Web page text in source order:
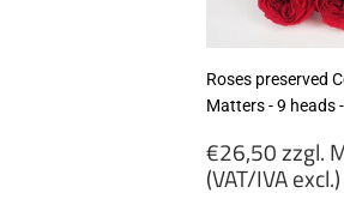
Roses preserved
Matters - 9 heads
Regular
price
€26,50 zzgl.
(VAT/IVA excl.)